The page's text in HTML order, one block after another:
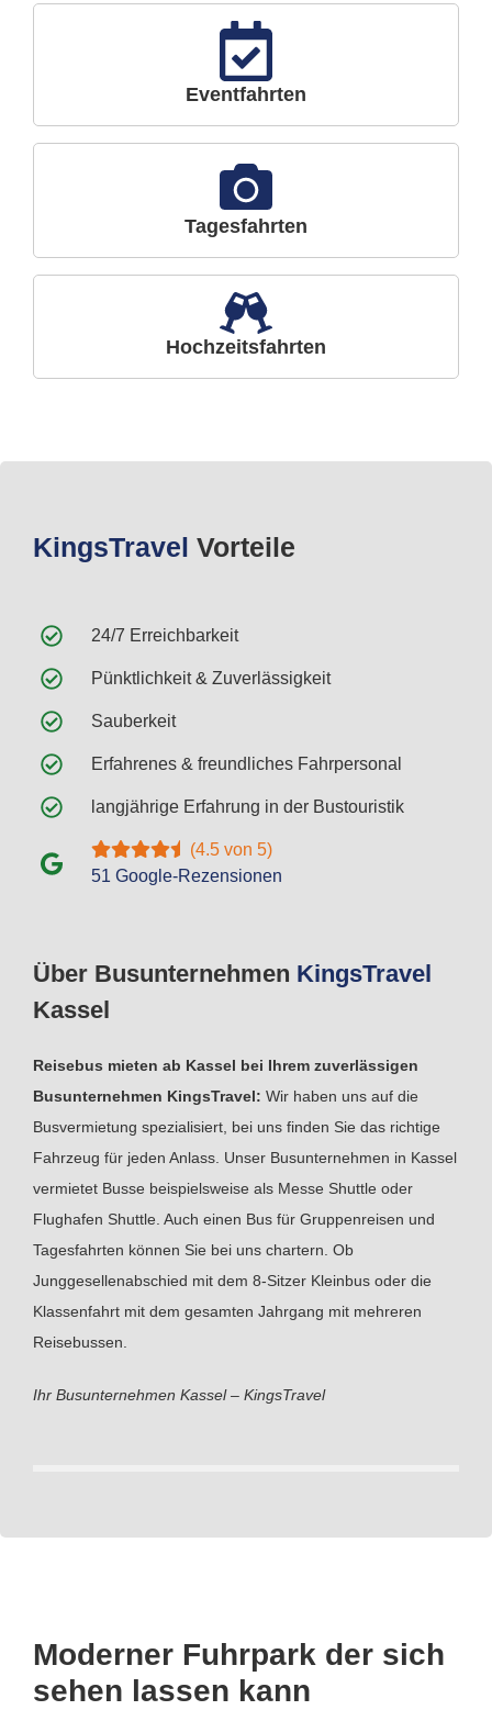
Eventfahrten
Tagesfahrten
Hochzeitsfahrten
Über Busunternehmen KingsTravel
Kassel
Reisebus mieten ab Kassel bei Ihrem zuverlässigen
Busunternehmen KingsTravel: Wir haben uns auf die
Busvermietung spezialisiert, bei uns finden Sie das richtige
Fahrzeug für jeden Anlass. Unser Busunternehmen in Kassel
vermietet Busse beispielsweise als Messe Shuttle oder
Flughafen Shuttle. Auch einen Bus für Gruppenreisen und
Tagesfahrten können Sie bei uns chartern. Ob
Junggesellenabschied mit dem 8-Sitzer Kleinbus oder die
Klassenfahrt mit dem gesamten Jahrgang mit mehreren
Reisebussen.
Ihr Busunternehmen Kassel – KingsTravel
KingsTravel Vorteile
24/7 Erreichbarkeit
Pünktlichkeit & Zuverlässigkeit
Sauberkeit
Erfahrenes & freundliches Fahrpersonal
langjährige Erfahrung in der Bustouristik
(4.5 von 5)
51 Google-Rezensionen
Moderner Fuhrpark der sich
sehen lassen kann